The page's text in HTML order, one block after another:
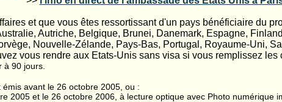
et que vous êtes ressortissant d'un pays bénéficiaire du
Autriche, Belgique, Brunei, Danemark, Espagne,
Nouvelle-Zélande, Pays-Bas, Portugal, Royaume-Uni,
vous rendre aux Etats-Unis sans visa si vous remplissez les
à 90 jours.
avant le 26 octobre 2005, ou :
2005 et le 26 octobre 2006, à lecture optique avec Photo numérique